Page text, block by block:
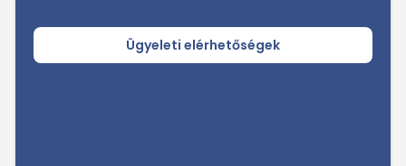
Ügyeleti elérhetőségek